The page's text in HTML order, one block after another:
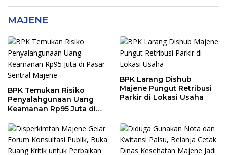
MAJENE
BPK Temukan Risiko
Penyalahgunaan Uang
Keamanan Rp95 Juta di
BPK Larang Dishub
Majene Pungut Retribusi
Parkir di Lokasi Usaha